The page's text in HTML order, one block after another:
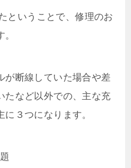
ということで、修理のお
断線していた場合や差
たなど以外での、主な充
３つになります。